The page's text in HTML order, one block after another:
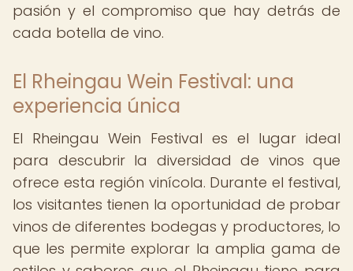
pasión y el compromiso que hay detrás de
cada botella de vino.
El Rheingau Wein Festival: una
experiencia única
El Rheingau Wein Festival es el lugar ideal
para descubrir la diversidad de vinos que
ofrece esta región vinícola. Durante el festival,
los visitantes tienen la oportunidad de probar
vinos de diferentes bodegas y productores, lo
que les permite explorar la amplia gama de